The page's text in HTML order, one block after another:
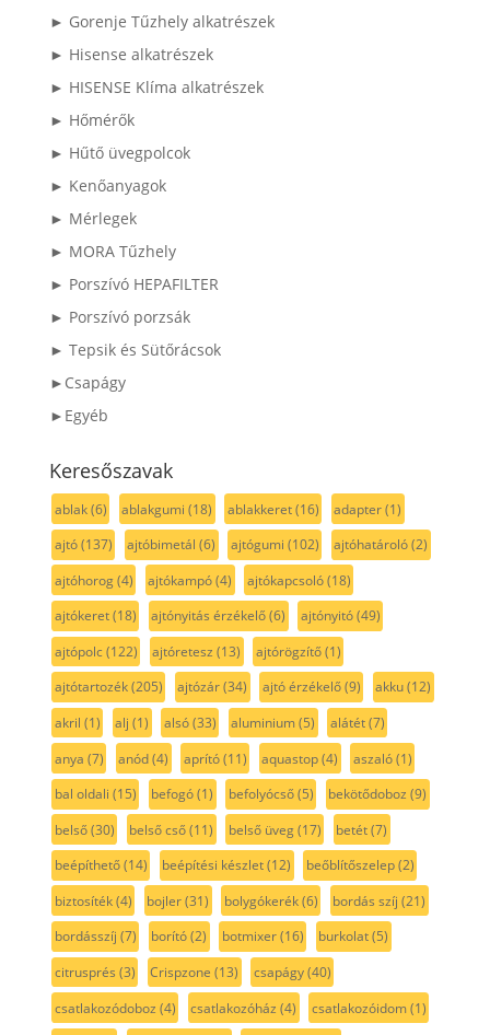
► Gorenje Tűzhely alkatrészek
► Hisense alkatrészek
► HISENSE Klíma alkatrészek
► Hőmérők
► Hűtő üvegpolcok
► Kenőanyagok
► Mérlegek
► MORA Tűzhely
► Porszívó HEPAFILTER
► Porszívó porzsák
► Tepsik és Sütőrácsok
►Csapágy
►Egyéb
Keresőszavak
ablak(6) ablakgumi (18) ablakkeret(16) adapter(1)
ajtó(137) ajtóbimetál (6) ajtógumi (102) ajtóhatároló(2)
ajtóhorog(4) ajtókampó(4) ajtókapcsoló(18)
ajtókeret(18) ajtónyitás érzékelő(6) ajtónyitó(49)
ajtópolc(122) ajtóretesz (13) ajtórögzítő(1)
ajtótartozék(205) ajtózár(34) ajtó érzékelő(9) akku(12)
akril (1) alj (1) alsó(33) aluminium(5) alátét(7)
anya (7) anód(4) aprító(11) aquastop(4) aszaló(1)
bal oldali (15) befogó(1) befolyócső(5) bekötődoboz (9)
belső(30) belső cső(11) belső üveg(17) betét(7)
beépíthető(14) beépítési készlet(12) beőblítőszelep(2)
biztosíték(4) bojler(31) bolygókerék(6) bordás szíj (21)
bordásszíj (7) borító(2) botmixer(16) burkolat(5)
citrusprés (3) Crispzone (13) csapágy(40)
csatlakozódoboz (4) csatlakozóház (4) csatlakozóidom(1)